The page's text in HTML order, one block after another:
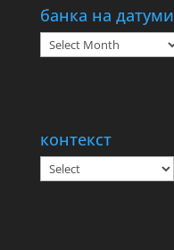
банка на датуми
банка
на
контекст